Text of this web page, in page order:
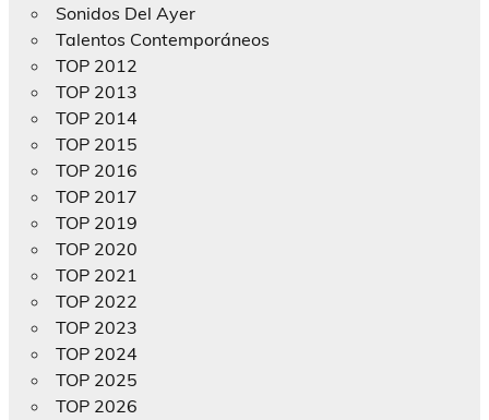
Sonidos Del Ayer
Talentos Contemporáneos
TOP 2012
TOP 2013
TOP 2014
TOP 2015
TOP 2016
TOP 2017
TOP 2019
TOP 2020
TOP 2021
TOP 2022
TOP 2023
TOP 2024
TOP 2025
TOP 2026